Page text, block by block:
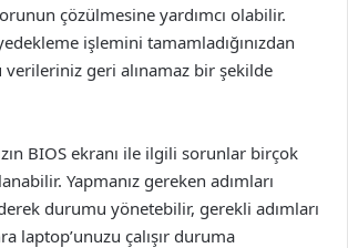
çözülmesine yardımcı olabilir.
işlemini tamamladığınızdan
geri alınamaz bir şekilde
BIOS ekranı ile ilgili sorunlar birçok
Yapmanız gereken adımları
durumu yönetebilir, gerekli adımları
laptop’unuzu çalışır duruma